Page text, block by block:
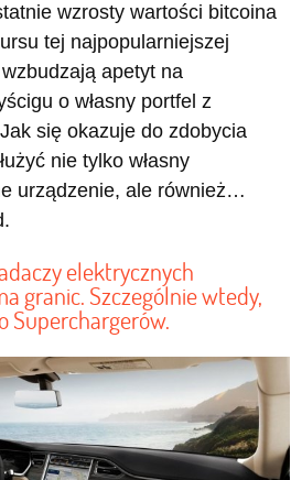
wzrosty wartości bitcoina
tej najpopularniejszej
apetyt na
o własny portfel z
się okazuje do zdobycia
nie tylko własny
urządzenie, ale również…
elektrycznych
granic. Szczególnie wtedy,
Superchargerów.